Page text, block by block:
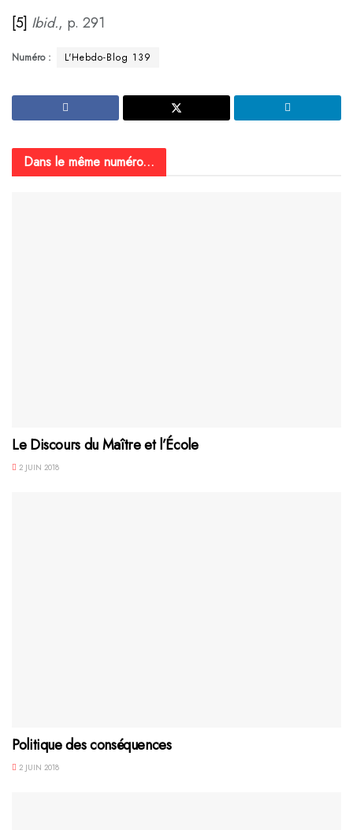
[5] Ibid., p. 291
Numéro : L'Hebdo-Blog 139
Dans le même numéro...
Le Discours du Maître et l’École
2 JUIN 2018
Politique des conséquences
2 JUIN 2018